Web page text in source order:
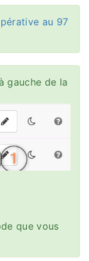
au 97
gauche de la
que vous